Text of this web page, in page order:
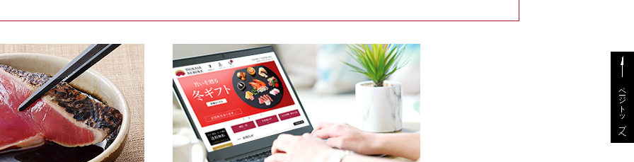
ページトップへ